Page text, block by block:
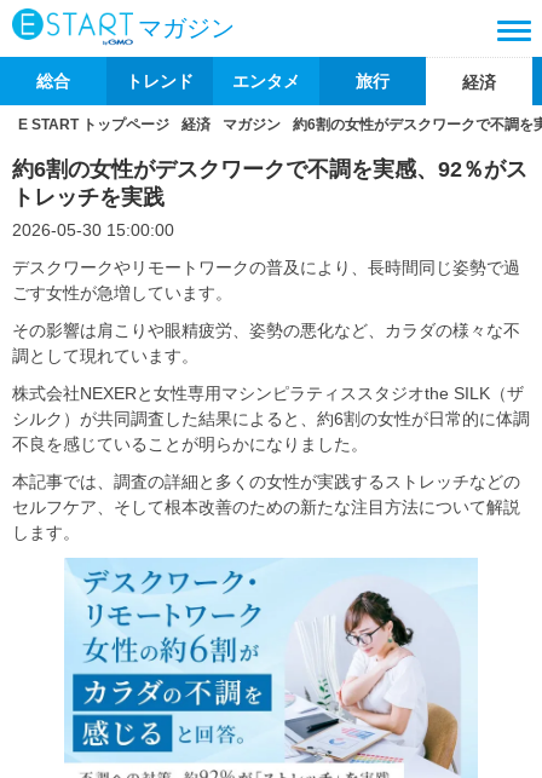
マガジン
総合 トレンド エンタメ 旅行 経済
E START トップページ 経済 マガジン 約6割の女性がデスクワークで不調を
約6割の女性がデスクワークで不調を実感、92％がス
トレッチを実践
2026-05-30 15:00:00
デスクワークやリモートワークの普及により、長時間同じ姿勢で過
ごす女性が急増しています。
その影響は肩こりや眼精疲労、姿勢の悪化など、カラダの様々な不
調として現れています。
株式会社NEXERと女性専用マシンピラティススタジオthe SILK（ザ
シルク）が共同調査した結果によると、約6割の女性が日常的に体調
不良を感じていることが明らかになりました。
本記事では、調査の詳細と多くの女性が実践するストレッチなどの
セルフケア、そして根本改善のための新たな注目方法について解説
します。